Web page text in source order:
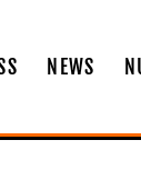
NEWS